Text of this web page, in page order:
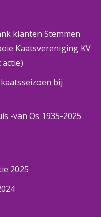
klanten Stemmen
Kaatsvereniging KV
bij
-van Os 1935-2025
2025